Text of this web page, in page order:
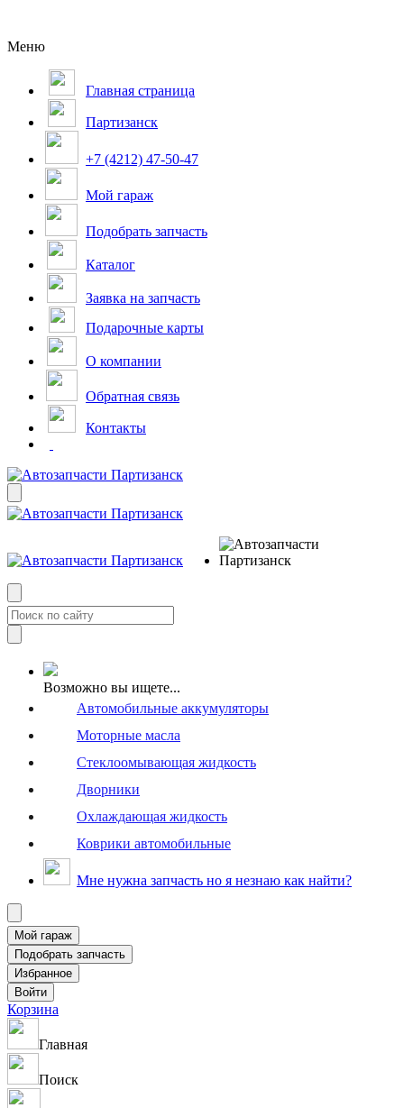
Меню
Главная страница
Партизанск
+7 (4212) 47-50-47
Мой гараж
Подобрать запчасть
Каталог
Заявка на запчасть
Подарочные карты
О компании
Обратная связь
Контакты
Возможно вы ищете...
Автомобильные аккумуляторы
Моторные масла
Стеклоомывающая жидкость
Дворники
Охлаждающая жидкость
Коврики автомобильные
Мне нужна запчасть но я незнаю как найти?
Корзина
Главная
Поиск